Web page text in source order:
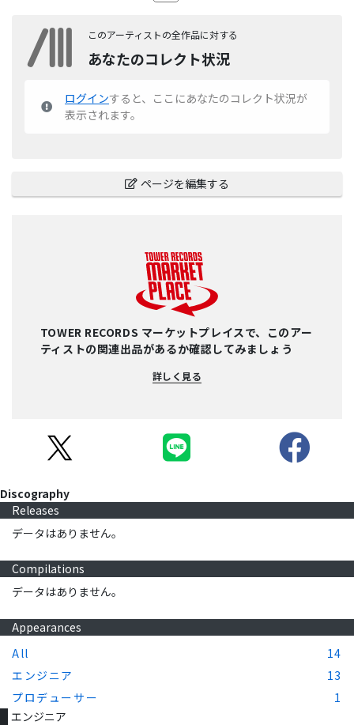
このアーティストの全作品に対する
あなたのコレクト状況
ログインすると、ここにあなたのコレクト状況が
表示されます。
ページを編集する
TOWER RECORDS マーケットプレイスで、このアー
ティストの関連出品があるか確認してみましょう
詳しく見る
Discography
Releases
データはありません。
Compilations
データはありません。
Appearances
All
14
エンジニア
13
プロデューサー
1
エンジニア